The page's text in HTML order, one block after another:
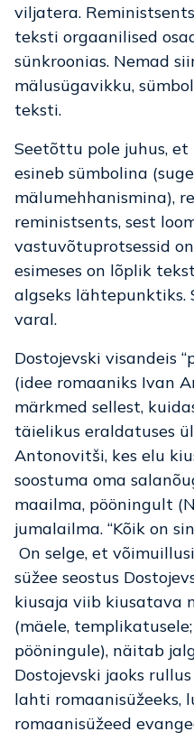
viljatera.
teksti orgaanilised
sünkroonias. Nemad
mälusügavikku,
teksti.
Seetõttu pole juhus, et
esineb sümbolina
mälumehhanismina),
reministsents, sest
vastuvõtuprotsessid
esimeses on lõplik
algseks lähtepunktiks.
varal.
Dostojevski visandeis
(idee romaaniks Ivan
märkmed sellest,
täielikus eraldatuses
Antonovitši, kes elu
soostuma oma
maailma, pööningult
jumalailma. “Kõik on
On selge, et
süžee seostus
kiusaja viib kiusatava
(mäele,
pööningule), näitab
Dostojevski jaoks
lahti romaanisüžeeks,
romaanisüžeed